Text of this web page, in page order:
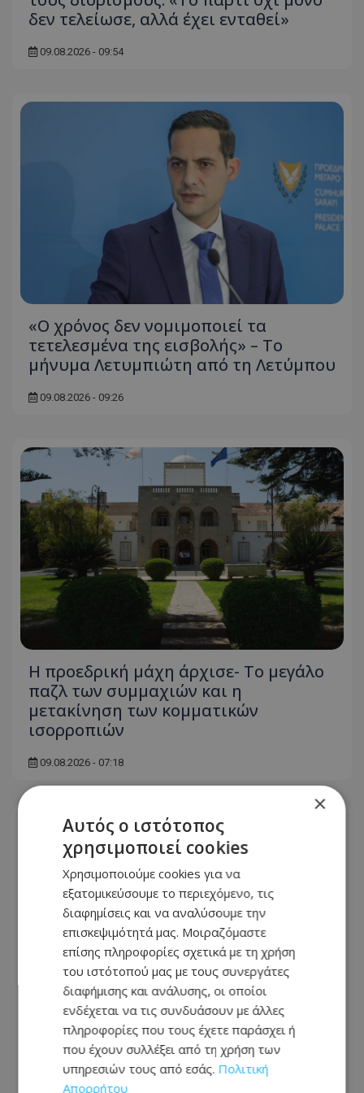
δεν τελείωσε, αλλά έχει ενταθεί»
09.08.2026 - 09:54
«Ο χρόνος δεν νομιμοποιεί τα
τετελεσμένα της εισβολής» – Το
μήνυμα Λετυμπιώτη από τη Λετύμπου
09.08.2026 - 09:26
Η προεδρική μάχη άρχισε- Το μεγάλο
παζλ των συμμαχιών και η
μετακίνηση των κομματικών
ισορροπιών
09.08.2026 - 07:18
«Το πάρτι έχει τελειώσει» διαμήνυσε
ο Πρόεδρος Χριστοδουλίδης για
διορισμούς - Έστειλε μήνυμα σε
×
Αυτός ο ιστότοπος
χρησιμοποιεί cookies
Χρησιμοποιούμε cookies για να
εξατομικεύσουμε το περιεχόμενο, τις
διαφημίσεις και να αναλύσουμε την
επισκεψιμότητά μας. Μοιραζόμαστε
επίσης πληροφορίες σχετικά με τη χρήση
του ιστότοπού μας με τους συνεργάτες
διαφήμισης και ανάλυσης, οι οποίοι
ενδέχεται να τις συνδυάσουν με άλλες
πληροφορίες που τους έχετε παράσχει ή
που έχουν συλλέξει από τη χρήση των
υπηρεσιών τους από εσάς. Πολιτική
Απορρήτου